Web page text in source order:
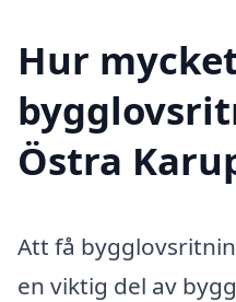
Hur
Östra
Att få
en viktig del av